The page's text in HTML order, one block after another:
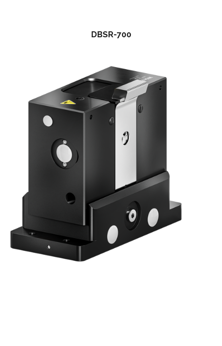
DBSR-700